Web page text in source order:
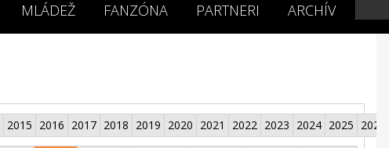
MLÁDEŽ FANZÓNA PARTNERI ARCHÍV
2015 2016 2017 2018 2019 2020 2021 2022 2023 2024 2025 2026